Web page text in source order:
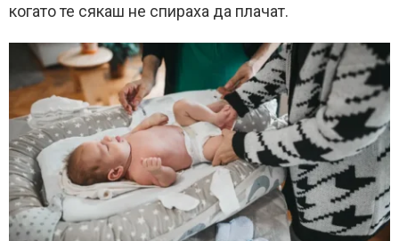
когато те сякаш не спираха да плачат.